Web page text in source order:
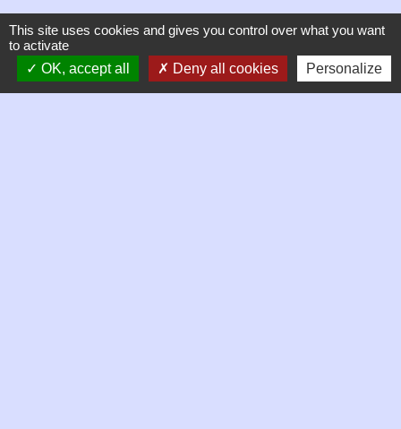
Contacts
Commune de Chambles
This site uses cookies and gives you control over what you want
to activate
OK, accept all
Deny all cookies Personalize